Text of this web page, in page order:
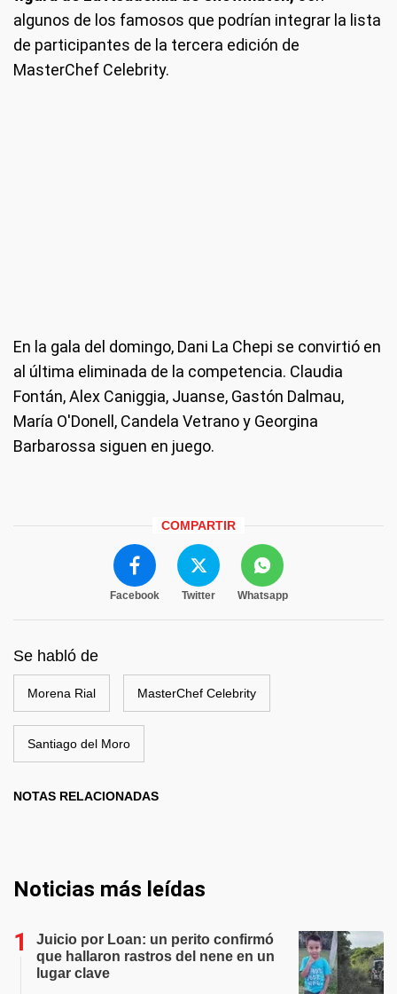
algunos de los famosos que podrían integrar la lista
de participantes de la tercera edición de
MasterChef Celebrity.
En la gala del domingo, Dani La Chepi se convirtió en
al última eliminada de la competencia. Claudia
Fontán, Alex Caniggia, Juanse, Gastón Dalmau,
María O'Donell, Candela Vetrano y Georgina
Barbarossa siguen en juego.
COMPARTIR
Facebook Twitter Whatsapp
Se habló de
Morena Rial MasterChef Celebrity
Santiago del Moro
NOTAS RELACIONADAS
Noticias más leídas
Juicio por Loan: un perito confirmó
que hallaron rastros del nene en un
lugar clave